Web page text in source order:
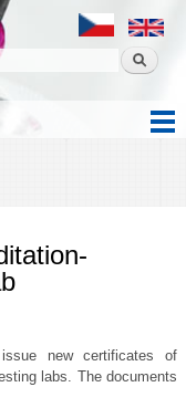
new certificates of
labs. The documents